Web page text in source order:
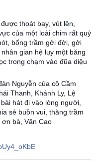
thoát bay, vút lên,
của một loài chim rất quý
bổng trầm gởi đời, gởi
gian hệ lụy một băng
trong chạm vào đũa diệu
Nguyễn của cô Cầm
Thanh, Khánh Ly, Lệ
hát đi vào lòng người,
sẻ buồn vui, thăng trầm
ơn bà, Văn Cao